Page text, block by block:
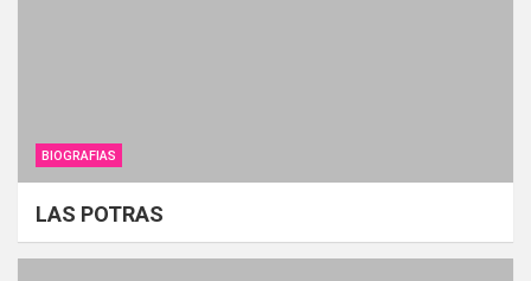
BIOGRAFIAS
LAS POTRAS